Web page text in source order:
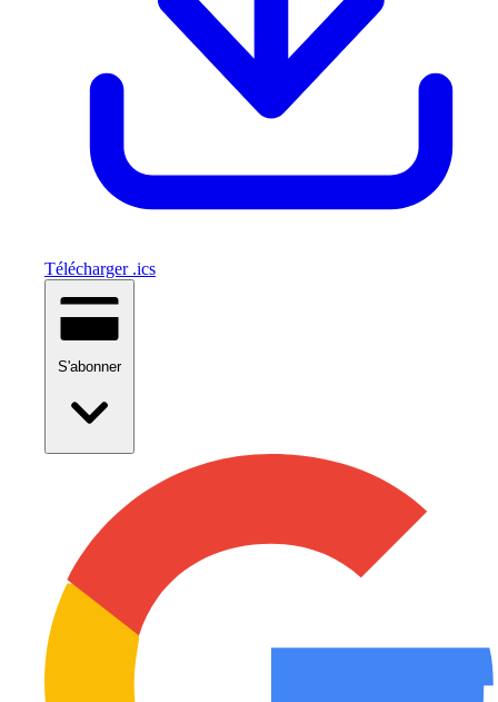
Télécharger .ics
S'abonner